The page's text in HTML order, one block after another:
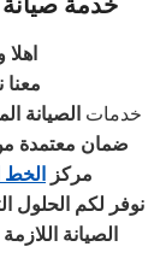
خدمات الصيانة
ضمان معتمدة
مركز الخط
نوفر لكم الحلول
الصيانة اللازمة